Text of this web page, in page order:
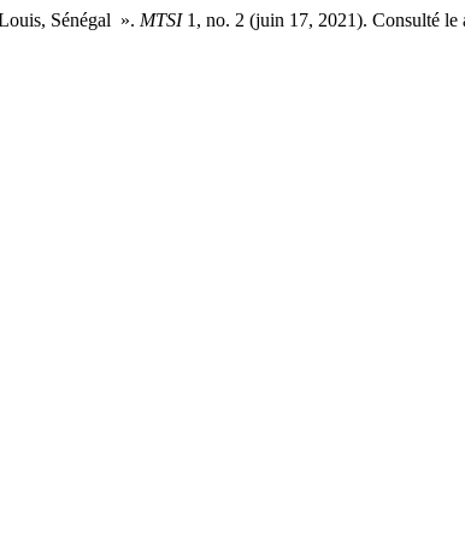
Sénégal ». MTSI1, no. 2 (juin 17, 2021). Consulté le